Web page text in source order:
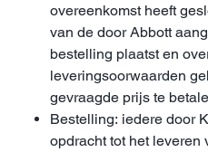
overeenkomst heeft
van de door Abbott
bestelling plaatst en
leveringsoorwaarden
gevraagde prijs te
Bestelling: iedere door
opdracht tot het leveren